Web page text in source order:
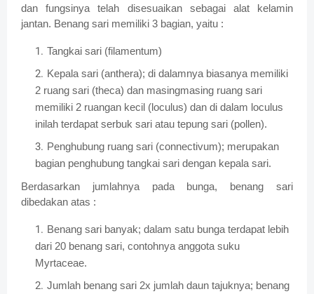
dan fungsinya telah disesuaikan sebagai alat kelamin
jantan. Benang sari memiliki 3 bagian, yaitu :
Tangkai sari (filamentum)
Kepala sari (anthera); di dalamnya biasanya memiliki
2 ruang sari (theca) dan masingmasing ruang sari
memiliki 2 ruangan kecil (loculus) dan di dalam loculus
inilah terdapat serbuk sari atau tepung sari (pollen).
Penghubung ruang sari (connectivum); merupakan
bagian penghubung tangkai sari dengan kepala sari.
Berdasarkan jumlahnya pada bunga, benang sari
dibedakan atas :
Benang sari banyak; dalam satu bunga terdapat lebih
dari 20 benang sari, contohnya anggota suku
Myrtaceae.
Jumlah benang sari 2x jumlah daun tajuknya; benang